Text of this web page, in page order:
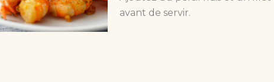
avant de servir.